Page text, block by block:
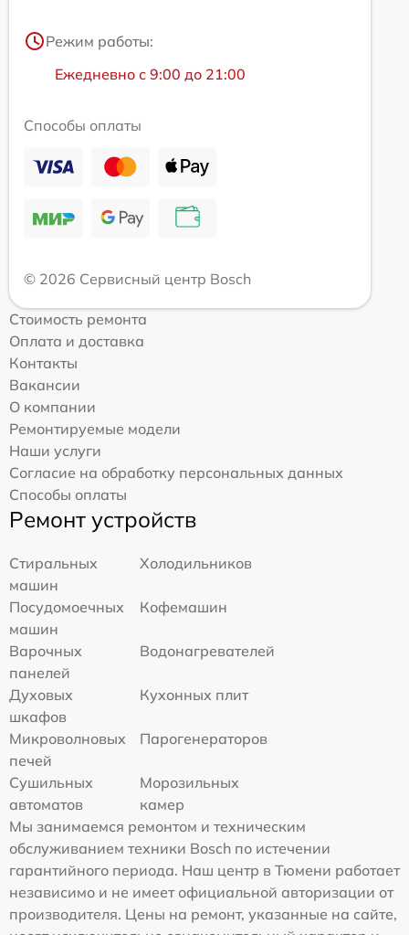
Режим работы:
Ежедневно с 9:00 до 21:00
Способы оплаты
© 2026 Сервисный центр Bosch
Стоимость ремонта
Оплата и доставка
Контакты
Вакансии
О компании
Ремонтируемые модели
Наши услуги
Согласие на обработку персональных данных
Способы оплаты
Ремонт устройств
Стиральных
машин
Холодильников
Посудомоечных
машин
Кофемашин
Варочных
панелей
Водонагревателей
Духовых
шкафов
Кухонных плит
Микроволновых
печей
Парогенераторов
Сушильных
автоматов
Морозильных
камер
Мы занимаемся ремонтом и техническим
обслуживанием техники Bosch по истечении
гарантийного периода. Наш центр в Тюмени работает
независимо и не имеет официальной авторизации от
производителя. Цены на ремонт, указанные на сайте,